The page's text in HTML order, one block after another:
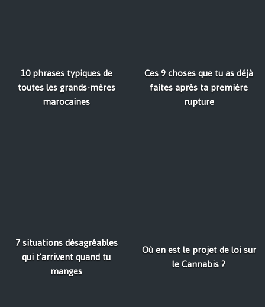
10 phrases typiques de
toutes les grands-mères
marocaines
Ces 9 choses que tu as déjà
faites après ta première
rupture
7 situations désagréables
qui t'arrivent quand tu
manges
Où en est le projet de loi sur
le Cannabis ?